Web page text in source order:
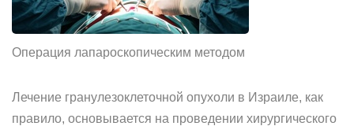
Операция лапароскопическим методом
Лечение гранулезоклеточной опухоли в Израиле, как
правило, основывается на проведении хирургического